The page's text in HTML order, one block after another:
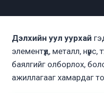
Дэлхийн уул уурхай
элементүүд, металл,
баялгийг олборлох,
ажиллагааг хамардаг